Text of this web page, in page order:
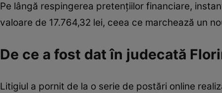
Pe lângă respingerea pretențiilor financiare,
valoare de 17.764,32 lei, ceea ce marchează un
De ce a fost dat în judecată
Litigiul a pornit de la o serie de postări online